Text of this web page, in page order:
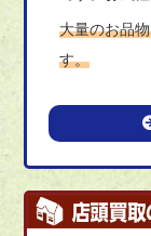
大量のお品
す。